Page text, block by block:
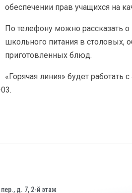
обеспечении прав учащихся на
По телефону можно рассказать
школьного питания в столовых,
приготовленных блюд.
«Горячая линия» будет работать
д. 7, 2-й этаж